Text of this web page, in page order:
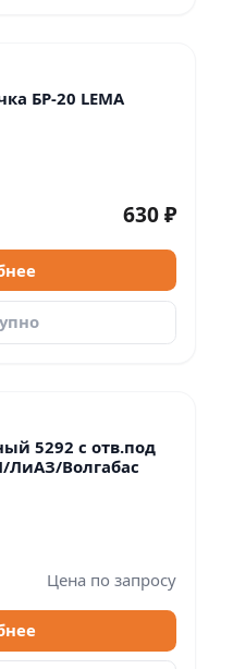
БР-20 LEMA
630 ₽
5292 с отв.под
ЛиАЗ/Волгабас
Цена по запросу